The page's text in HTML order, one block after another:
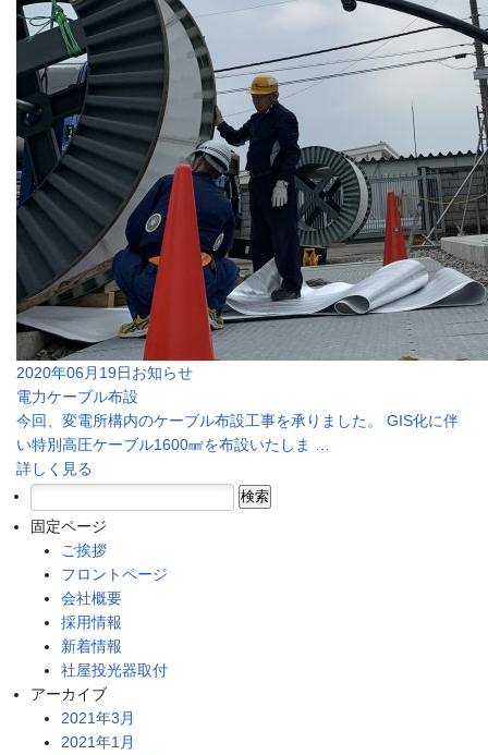
2020年06月19日お知らせ
電力ケーブル布設
今回、変電所構内のケーブル布設工事を承りました。 GIS化に伴
い特別高圧ケーブル1600㎟を布設いたしま …
詳しく見る
検
索:
固定ページ
ご挨拶
フロントページ
会社概要
採用情報
新着情報
社屋投光器取付
アーカイブ
2021年3月
2021年1月